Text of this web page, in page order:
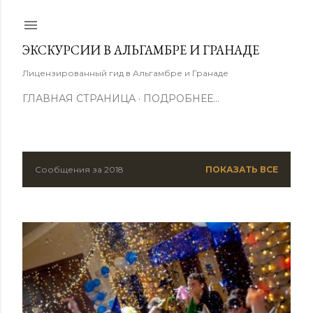
ЭКСКУРСИИ В АЛЬГАМБРЕ И ГРАНАДЕ
Лицензированный гид в Альгамбре и Гранаде
ГЛАВНАЯ СТРАНИЦА ПОДРОБНЕЕ…
С
о
б
щ
е
Сообщения за 2018 ПОКАЗАТЬ ВСЕ